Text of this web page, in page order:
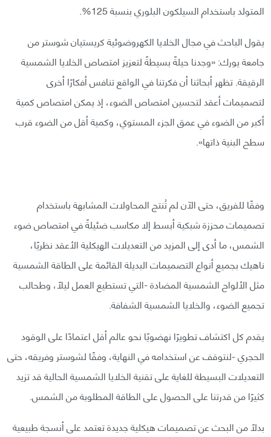
المتولد باستخدام السيلكون البلوري بنسبة 125%.
يقول الباحث في مجال الخلايا الكهروضوئية كريستيان شوستر من
جامعة يورك: «وجدنا حيلةً بسيطةً لتعزيز امتصاص الخلايا الشمسية
الرقيقة. تظهر أبحاثنا أن فكرتنا في الواقع تنافس أفكارًا أخرى
لتصميمات أعقد لتحسين امتصاص الضوء، إذ يمكن امتصاص كمية
أكبر من الضوء في عمق الجزء المستوي، وكمية أقل من الضوء قرب
سطح البنية ذاتها».
وفقًا للفريق، حتى الآن لم تُنتج المحاولات المشابهة باستخدام
تصميمات محززة شبكية أبسط إلا مكاسب ضئيلةً في امتصاص ضوء
الشمس، ما أدى إلى المزيد من التعديلات الهيكلية الأعقد نظريًا،
ناهيك بجميع أنواع التصميمات البديلة القائمة على الطاقة الشمسية
مثل الألواح الشمسية المضادة -التي تستطيع العمل ليلًا، وطحالب
تجميع الضوء، والخلايا الشمسية الشفافة.
يقدم كل اكتشاف تطويرًا نهضويًا نحو عالم أقل اعتمادًا على الوقود
الحجري -لنتوقف عن استخدامه في النهاية، وفقًا لشوستر وفريقه، حتى
التعديلات البسيطة للغاية على تقنية الخلايا الشمسية الحالية قد تزيد
كثيرًا من قدرتنا على الحصول على الطاقة المطلوبة من الشمس.
بدلًا من البحث عن تصميمات هيكلية جديدة تعتمد على أنسجة طبيعية